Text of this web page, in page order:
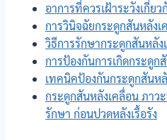
อาการที่ควรเฝ้าระวังเกี่ย
การวินิจฉัยกระดูกสันหลังเ
วิธีการรักษากระดูกสันหลัง
การป้องกันการเกิดกระดูก
เทคนิคป้องกันกระดูกสันห
กระดูกสันหลังเคลื่อน ภาว
รักษา ก่อนปวดหลังเรื้อรัง